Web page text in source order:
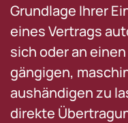
Grundlage Ihrer
eines Vertrags
sich oder an
gängigen,
aushändigen zu
direkte